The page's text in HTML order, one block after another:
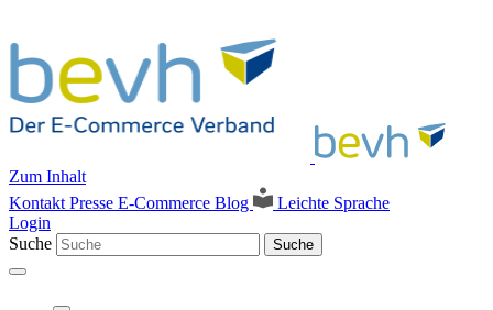
Zum Inhalt
Kontakt Presse E-Commerce Blog
Leichte Sprache
Login
Suche
Suche